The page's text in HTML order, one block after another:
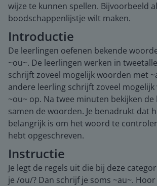
wijze te kunnen spellen. Bijvoorbeeld
boodschappenlijstje wilt maken.
Introductie
De leerlingen oefenen bekende
~ou~. De leerlingen werken in
schrijft zoveel mogelijk woorden met
andere leerling schrijft zoveel
~ou~ op. Na twee minuten bekijken de
samen de woorden. Je benadrukt dat
belangrijk is om het woord te
hebt opgeschreven.
Instructie
Je legt de regels uit die bij deze
je /ou/? Dan schrijf je soms ~au~.